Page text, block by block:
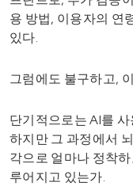
용 방법, 이용자의 연
있다.
그럼에도 불구하고,
단기적으로는 AI를
하지만 그 과정에서
각으로 얼마나 정착
루어지고 있는가.